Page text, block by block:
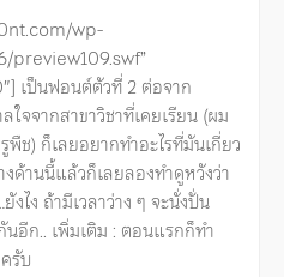
wp-
เป็นฟอนต์ตัวที่ 2 ต่อจาก
จจากสาขาวิชาที่เคยเรียน (ผม
ช) ก็เลยอยากทำอะไรที่มันเกี่ยว
ด้านนี้แล้วก็เลยลองทำดูหวังว่า
ไง ถ้ามีเวลาว่าง ๆ จะนั่งปั่น
อีก.. เพิ่มเติม : ตอนแรกก็ทำ
รับ